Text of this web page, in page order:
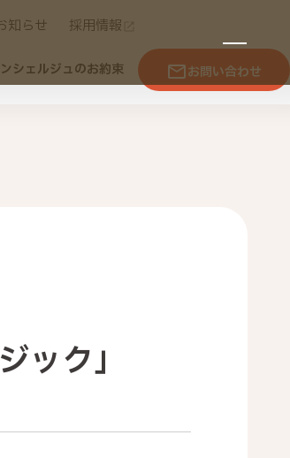
知らせ 採用情報
シェルジュのお約束 お問い合わせ
ック」